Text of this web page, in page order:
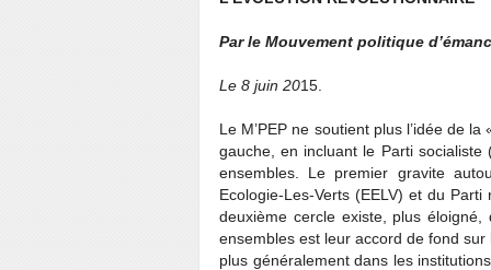
Par le Mouvement politique
Le 8 juin 2015.
Le M’PEP ne soutient plus l’idée de la
gauche, en incluant le Parti
ensembles. Le premier gravite
Ecologie-Les-Verts (EELV) et du
deuxième cercle existe, plus
ensembles est leur accord de fond sur
plus généralement dans les